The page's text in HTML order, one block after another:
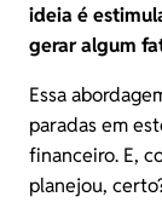
ideia é
gerar algum
Essa
paradas em
financeiro. E,
planejou,